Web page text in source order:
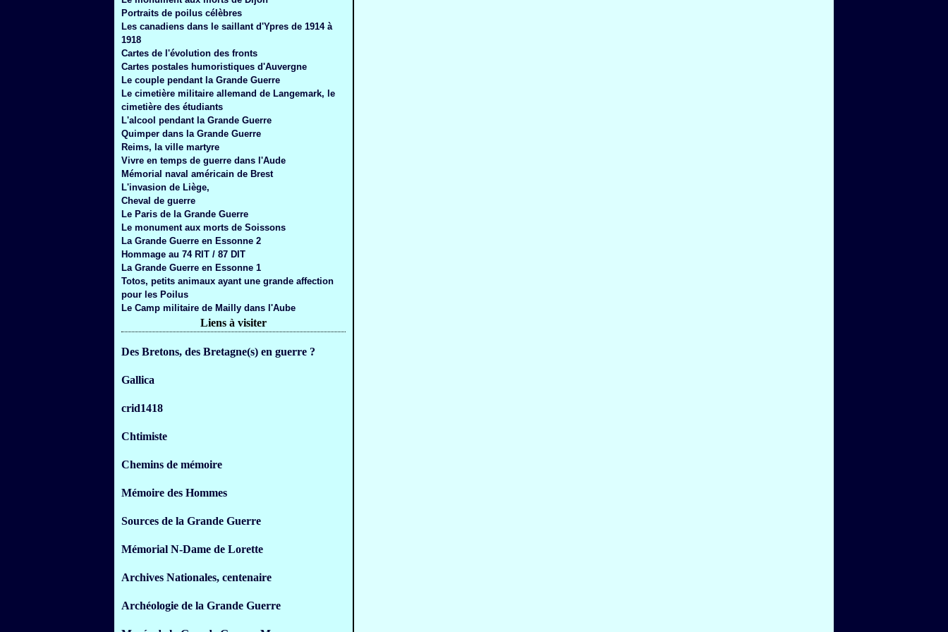
Portraits de poilus célèbres
Les canadiens dans le saillant d'Ypres de 1914 à
1918
Cartes de l'évolution des fronts
Cartes postales humoristiques d'Auvergne
Le couple pendant la Grande Guerre
Le cimetière militaire allemand de Langemark, le
cimetière des étudiants
L'alcool pendant la Grande Guerre
Quimper dans la Grande Guerre
Reims, la ville martyre
Vivre en temps de guerre dans l'Aude
Mémorial naval américain de Brest
L'invasion de Liège,
Cheval de guerre
Le Paris de la Grande Guerre
Le monument aux morts de Soissons
La Grande Guerre en Essonne 2
Hommage au 74 RIT / 87 DIT
La Grande Guerre en Essonne 1
Totos, petits animaux ayant une grande affection
pour les Poilus
Le Camp militaire de Mailly dans l'Aube
Liens à visiter
Des Bretons, des Bretagne(s) en guerre ?
Gallica
crid1418
Chtimiste
Chemins de mémoire
Mémoire des Hommes
Sources de la Grande Guerre
Mémorial N-Dame de Lorette
Archives Nationales, centenaire
Archéologie de la Grande Guerre